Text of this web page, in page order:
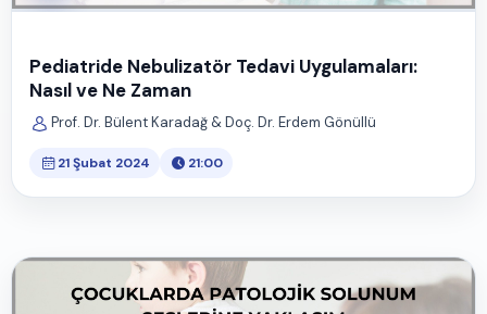
Pediatride Nebulizatör Tedavi Uygulamaları:
Nasıl ve Ne Zaman
Prof. Dr. Bülent Karadağ & Doç. Dr. Erdem Gönüllü
21 Şubat 2024 21:00